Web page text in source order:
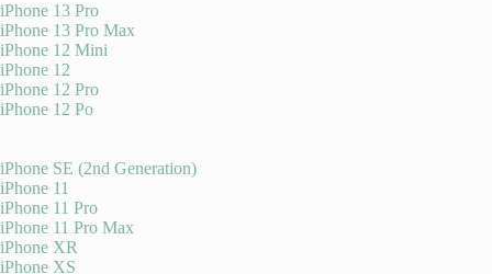
iPhone 13 Pro
iPhone 13 Pro Max
iPhone 12 Mini
iPhone 12
iPhone 12 Pro
iPhone 12 Po
iPhone SE (2nd Generation)
iPhone 11
iPhone 11 Pro
iPhone 11 Pro Max
iPhone XR
iPhone XS